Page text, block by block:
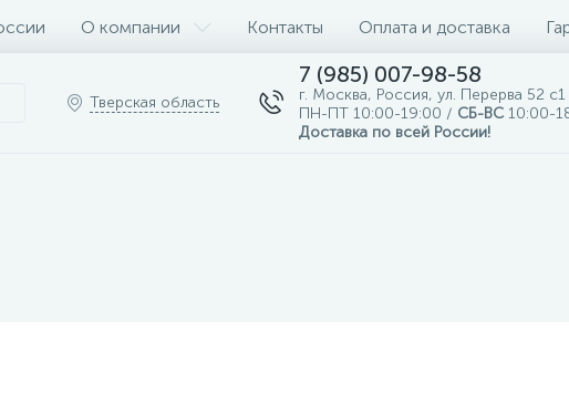
О компании Контакты Оплата и доставка
Тверская область
7 (985) 007-98-58
г. Москва, Россия, ул. Перерва 52 с1
ПН-ПТ 10:00-19:00 / СБ-ВС 10:00-
Доставка по всей России!